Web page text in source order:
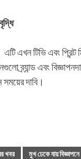
এখন টিভি এবং
ব্র্যান্ড এবং
দাবি।
খবর
মুখ ঢেকে যায় বিজ্ঞাপনে